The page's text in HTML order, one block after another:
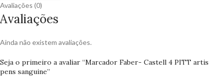
Avaliações (0)
Avaliações
Ainda não existem avaliações.
Seja o primeiro a avaliar “Marcador Faber- Castell 4 PITT artis
pens sanguine”